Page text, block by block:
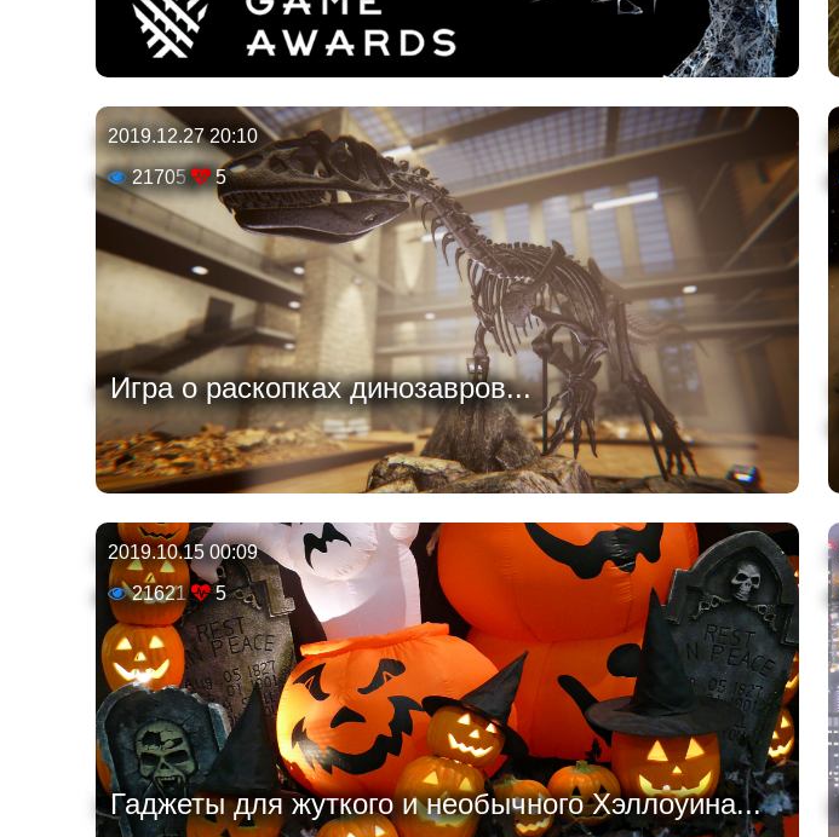
2019.12.27 20:10
21705
5
Игра о раскопках динозавров...
2019.10.15 00:09
21621
5
Гаджеты для жуткого и необычного Хэллоуина...